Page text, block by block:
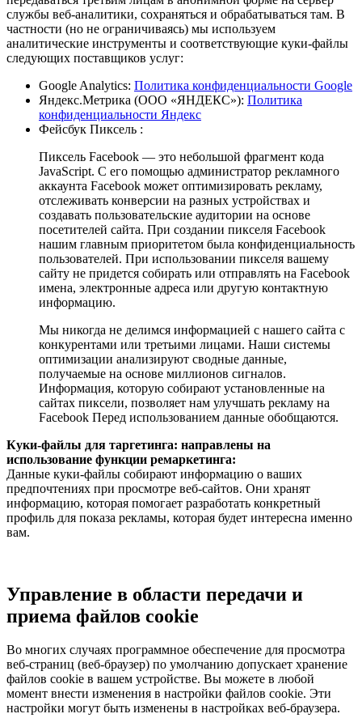
службы веб-аналитики, сохраняться и обрабатываться там. В
частности (но не ограничиваясь) мы используем
аналитические инструменты и соответствующие куки-файлы
следующих поставщиков услуг:
Google Analytics: Политика конфиденциальности Google
Яндекс.Метрика (ООО «ЯНДЕКС»): Политика
конфиденциальности Яндекс
Фейсбук Пиксель :
Пиксель Facebook — это небольшой фрагмент кода
JavaScript. С его помощью администратор рекламного
аккаунта Facebook может оптимизировать рекламу,
отслеживать конверсии на разных устройствах и
создавать пользовательские аудитории на основе
посетителей сайта. При создании пикселя Facebook
нашим главным приоритетом была конфиденциальность
пользователей. При использовании пикселя вашему
сайту не придется собирать или отправлять на Facebook
имена, электронные адреса или другую контактную
информацию.
Мы никогда не делимся информацией с нашего сайта с
конкурентами или третьими лицами. Наши системы
оптимизации анализируют сводные данные,
получаемые на основе миллионов сигналов.
Информация, которую собирают установленные на
сайтах пиксели, позволяет нам улучшать рекламу на
Facebook Перед использованием данные обобщаются.
Куки-файлы для таргетинга: направлены на
использование функции ремаркетинга:
Данные куки-файлы собирают информацию о ваших
предпочтениях при просмотре веб-сайтов. Они хранят
информацию, которая помогает разработать конкретный
профиль для показа рекламы, которая будет интересна именно
вам.
Управление в области передачи и
приема файлов cookie
Во многих случаях программное обеспечение для просмотра
веб-страниц (веб-браузер) по умолчанию допускает хранение
файлов cookie в вашем устройстве. Вы можете в любой
момент внести изменения в настройки файлов cookie. Эти
настройки могут быть изменены в настройках веб-браузера.